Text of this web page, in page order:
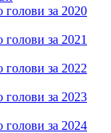
за 2020
за 2021
за 2022
за 2023
за 2024